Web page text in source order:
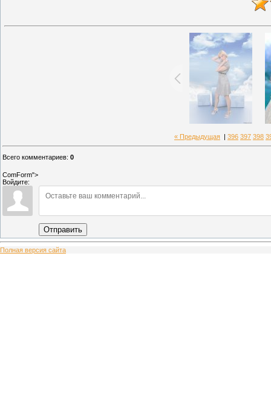
« Предыдущая 396 397 398
Всего комментариев: 0
ComForm">
Войдите:
Отправить
Полная версия сайта